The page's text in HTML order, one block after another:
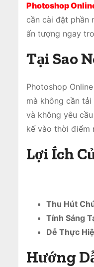
Photoshop
cần cài đặt phần
ấn tượng ngay
Tại Sao
Photoshop
mà không cần
và không yêu
kế vào thời điểm
Lợi Ích
Thu Hút
Tính Sáng
Dễ Thực
Hướng